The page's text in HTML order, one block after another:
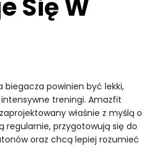
Się W
powinien być lekki,
treningi. Amazfit
właśnie z myślą o
regularnie, przygotowują się do
oraz chcą lepiej rozumieć